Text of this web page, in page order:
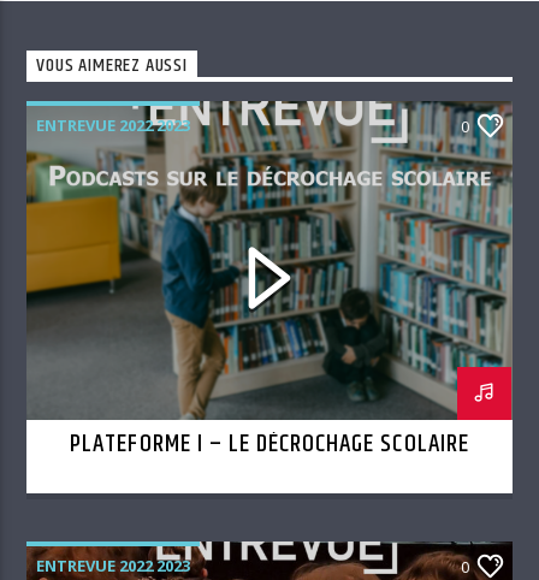
VOUS AIMEREZ AUSSI
ENTREVUE 2022 2023 0
PLATEFORME I – LE DÉCROCHAGE SCOLAIRE
ENTREVUE 2022 2023 0